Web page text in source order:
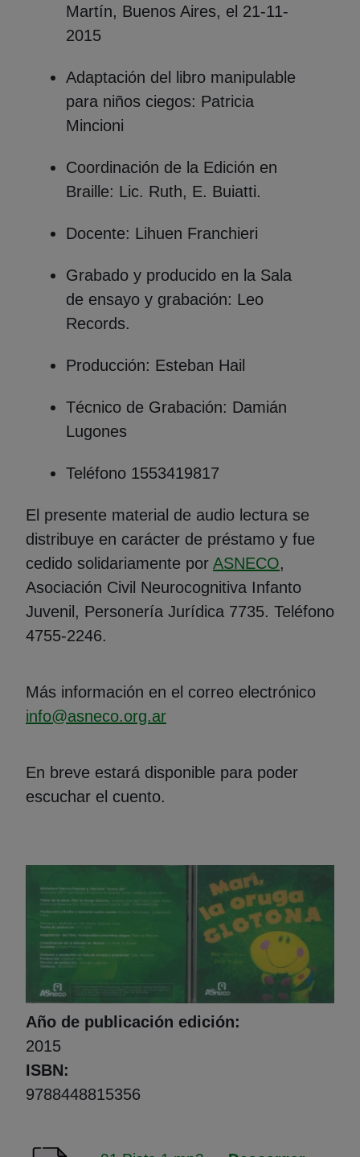
Martín, Buenos Aires, el 21-11-
2015
Adaptación del libro manipulable
para niños ciegos: Patricia
Mincioni
Coordinación de la Edición en
Braille: Lic. Ruth, E. Buiatti.
Docente: Lihuen Franchieri
Grabado y producido en la Sala
de ensayo y grabación: Leo
Records.
Producción: Esteban Hail
Técnico de Grabación: Damián
Lugones
Teléfono 1553419817
El presente material de audio lectura se
distribuye en carácter de préstamo y fue
cedido solidariamente por ASNECO,
Asociación Civil Neurocognitiva Infanto
Juvenil, Personería Jurídica 7735. Teléfono
4755-2246.
Más información en el correo electrónico
info@asneco.org.ar
En breve estará disponible para poder
escuchar el cuento.
Año de publicación edición
2015
ISBN
9788448815356